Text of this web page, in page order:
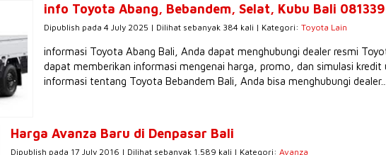
info Toyota Abang, Bebandem, Selat, Kubu Bali
Dipublish pada 4 July 2025 | Dilihat sebanyak 384 kali | Kategori: Toyota Lain
informasi Toyota Abang Bali, Anda dapat menghubungi dealer resmi
dapat memberikan informasi mengenai harga, promo, dan simulasi
informasi tentang Toyota Bebandem Bali, Anda bisa menghubungi dealer...
Harga Avanza Baru di Denpasar Bali
Dipublish pada 17 July 2016 | Dilihat sebanyak 1.589 kali | Kategori: Avanza